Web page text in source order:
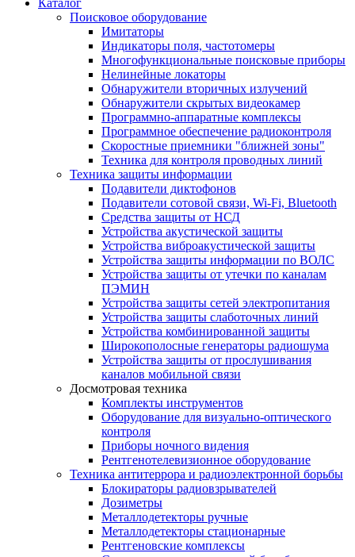
Поисковое оборудование
Имитаторы
Индикаторы поля, частотомеры
Многофункциональные поисковые приборы
Нелинейные локаторы
Обнаружители вторичных излучений
Обнаружители скрытых видеокамер
Программно-аппаратные комплексы
Программное обеспечение радиоконтроля
Скоростные приемники "ближней зоны"
Техника для контроля проводных линий
Техника защиты информации
Подавители диктофонов
Подавители сотовой связи, Wi-Fi, Bluetooth
Средства защиты от НСД
Устройства акустической защиты
Устройства виброакустической защиты
Устройства защиты информации по ВОЛС
Устройства защиты от утечки по каналам
ПЭМИН
Устройства защиты сетей электропитания
Устройства защиты слаботочных линий
Устройства комбинированной защиты
Широкополосные генераторы радиошума
Устройства защиты от прослушивания
каналов мобильной связи
Досмотровая техника
Комплекты инструментов
Оборудование для визуально-оптического
контроля
Приборы ночного видения
Рентгенотелевизионное оборудование
Техника антитеррора и радиоэлектронной борьбы
Блокираторы радиовзрывателей
Дозиметры
Металлодетекторы ручные
Металлодетекторы стационарные
Рентгеновские комплексы